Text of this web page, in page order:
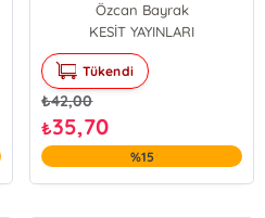
Özcan Bayrak
KESİT YAYINLARI
Tükendi
₺42,00
₺35,70
%15